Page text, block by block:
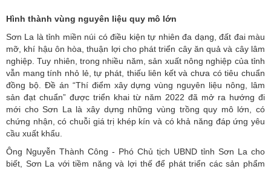
Hình thành vùng nguyên liệu quy mô lớn
Sơn La là tỉnh miền núi có điều kiện tự nhiên đa dạng, đất đai màu
mỡ, khí hậu ôn hòa, thuận lợi cho phát triển cây ăn quả và cây lâm
nghiệp. Tuy nhiên, trong nhiều năm, sản xuất nông nghiệp của tỉnh
vẫn mang tính nhỏ lẻ, tự phát, thiếu liên kết và chưa có tiêu chuẩn
đồng bộ. Đề án “Thí điểm xây dựng vùng nguyên liệu nông, lâm
sản đạt chuẩn” được triển khai từ năm 2022 đã mở ra hướng đi
mới cho Sơn La là xây dựng những vùng trồng quy mô lớn, có
chứng nhận, có chuỗi giá trị khép kín và có khả năng đáp ứng yêu
cầu xuất khẩu.
Ông Nguyễn Thành Công - Phó Chủ tịch UBND tỉnh Sơn La cho
biết, Sơn La với tiềm năng và lợi thế để phát triển các sản phẩm